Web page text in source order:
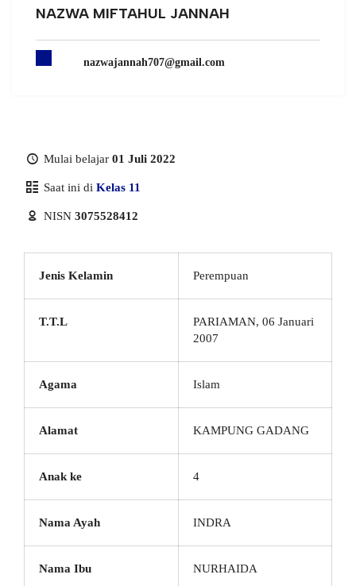
NAZWA MIFTAHUL JANNAH
nazwajannah707@gmail.com
Mulai belajar 01 Juli 2022
Saat ini di Kelas 11
NISN 3075528412
Jenis Kelamin Perempuan
T.T.L
PARIAMAN, 06 Januari
2007
Agama Islam
Alamat KAMPUNG GADANG
Anak ke 4
Nama Ayah INDRA
Nama Ibu NURHAIDA